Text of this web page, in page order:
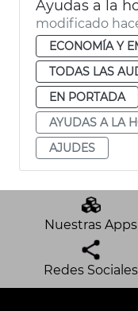
Ayudas a la
modificado
ECONOMÍA Y
TODAS LAS
EN PORTADA
AYUDAS A LA
AJUDES
Nuestras Apps
Redes Sociales